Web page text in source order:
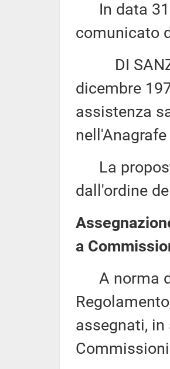
In data 31
comunicato
DI
dicembre
assistenza
La
dall'ordine
a
A norma
assegnati,